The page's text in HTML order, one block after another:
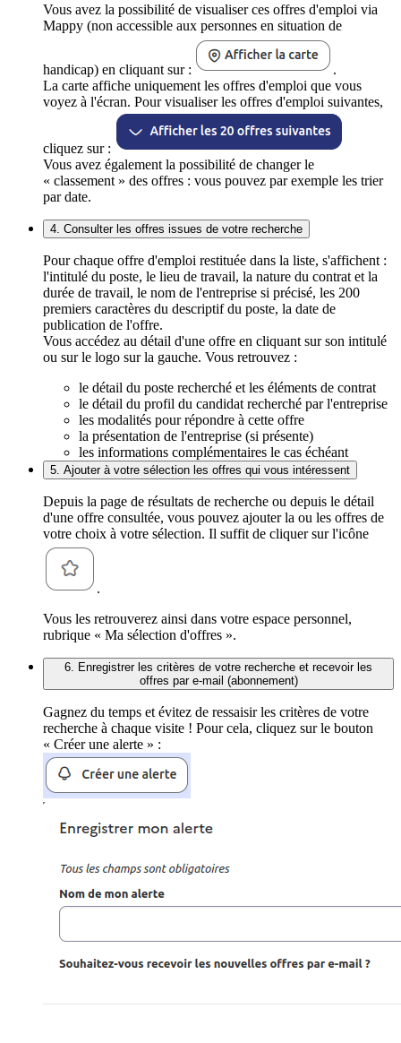
Vous avez la possibilité de visualiser ces offres d'emploi via
Mappy (non accessible aux personnes en situation de
handicap) en cliquant sur :
.
La carte affiche uniquement les offres d'emploi que vous
voyez à l'écran. Pour visualiser les offres d'emploi suivantes,
cliquez sur :
Vous avez également la possibilité de changer le
« classement » des offres : vous pouvez par exemple les trier
par date.
4. Consulter les offres issues de votre recherche
Pour chaque offre d'emploi restituée dans la liste, s'affichent :
l'intitulé du poste, le lieu de travail, la nature du contrat et la
durée de travail, le nom de l'entreprise si précisé, les 200
premiers caractères du descriptif du poste, la date de
publication de l'offre.
Vous accédez au détail d'une offre en cliquant sur son intitulé
ou sur le logo sur la gauche. Vous retrouvez :
le détail du poste recherché et les éléments de contrat
le détail du profil du candidat recherché par l'entreprise
les modalités pour répondre à cette offre
la présentation de l'entreprise (si présente)
les informations complémentaires le cas échéant
5. Ajouter à votre sélection les offres qui vous intéressent
Depuis la page de résultats de recherche ou depuis le détail
d'une offre consultée, vous pouvez ajouter la ou les offres de
votre choix à votre sélection. Il suffit de cliquer sur l'icône
.
Vous les retrouverez ainsi dans votre espace personnel,
rubrique « Ma sélection d'offres ».
6. Enregistrer les critères de votre recherche et recevoir les
offres par e-mail (abonnement)
Gagnez du temps et évitez de ressaisir les critères de votre
recherche à chaque visite ! Pour cela, cliquez sur le bouton
« Créer une alerte » :